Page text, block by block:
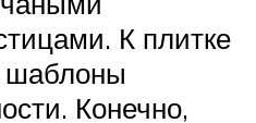
К плитке
шаблоны
Конечно,